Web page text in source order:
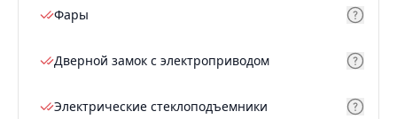
Фары
Дверной замок с электроприводом
Электрические стеклоподъемники